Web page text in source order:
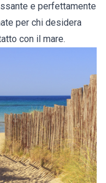
e perfettamente
per chi desidera
con il mare.